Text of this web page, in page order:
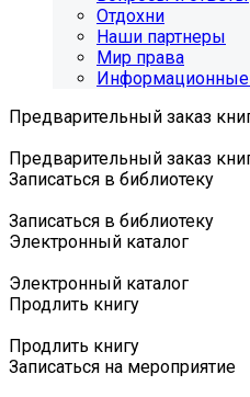
Отдохни
Наши партнеры
Мир права
Информационные
Предварительный заказ
Предварительный заказ
Записаться в библиотеку
Записаться в библиотеку
Электронный каталог
Электронный каталог
Продлить книгу
Продлить книгу
Записаться на мероприятие